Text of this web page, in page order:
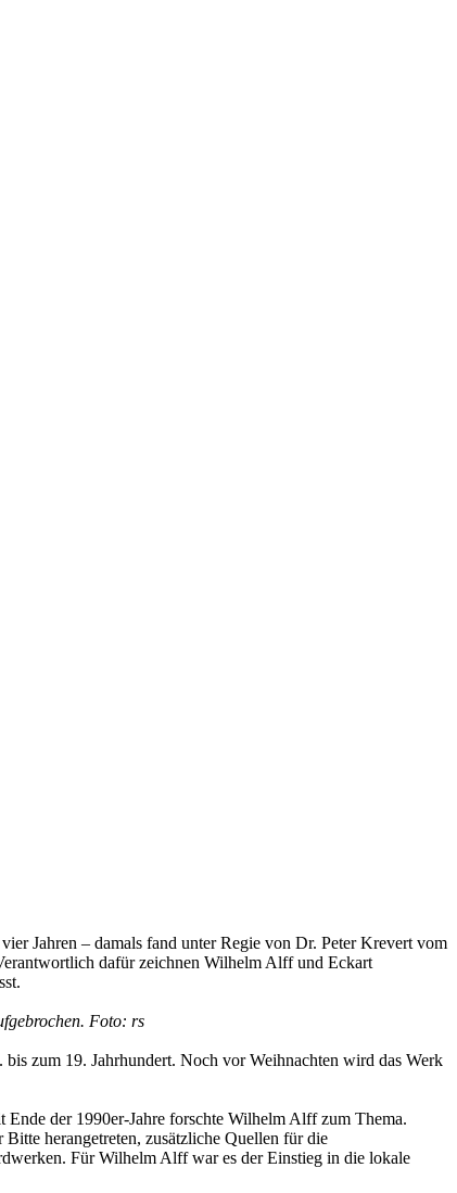
Jahren – damals fand unter Regie von Dr. Peter Krevert vom
dafür zeichnen Wilhelm Alff und Eckart
Foto: rs
zum 19. Jahrhundert. Noch vor Weihnachten wird das Werk
der 1990er-Jahre forschte Wilhelm Alff zum Thema.
herangetreten, zusätzliche Quellen für die
Für Wilhelm Alff war es der Einstieg in die lokale